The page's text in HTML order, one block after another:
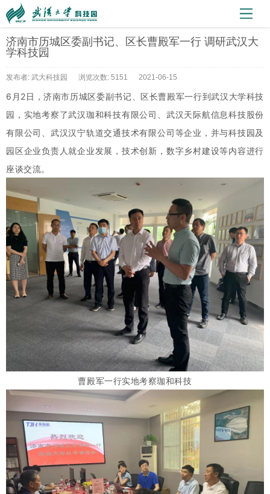
济南市历城区委副书记、区长曹殿军一行 调研武汉大
学科技园
发布者: 武大科技园 浏览次数: 5151 2021-06-15
6月2日，济南市历城区委副书记、区长曹殿军一行到武汉大学科技
园，实地考察了武汉珈和科技有限公司、武汉天际航信息科技股份
有限公司、武汉汉宁轨道交通技术有限公司等企业，并与科技园及
园区企业负责人就企业发展，技术创新，数字乡村建设等内容进行
座谈交流。
曹殿军一行实地考察珈和科技